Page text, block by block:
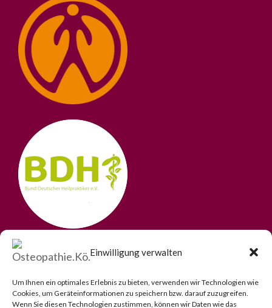
Einwilligung verwalten
Um Ihnen ein optimales Erlebnis zu bieten, verwenden wir Technologien wie
Cookies, um Geräteinformationen zu speichern bzw. darauf zuzugreifen.
Wenn Sie diesen Technologien zustimmen, können wir Daten wie das